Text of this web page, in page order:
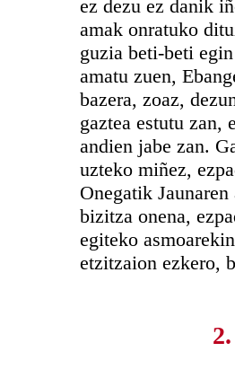
ez dezu ez danik
amak onratuko
guzia beti-beti
amatu zuen,
bazera, zoaz,
gaztea estutu zan,
andien jabe zan.
uzteko miñez,
Onegatik
bizitza onena,
egiteko
etzitzaion ezkero,